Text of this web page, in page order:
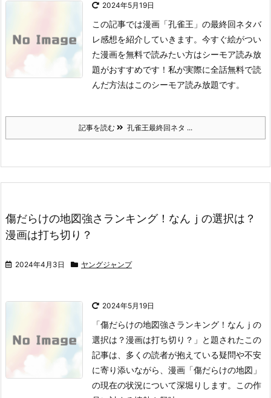
2024年5月19日
この記事では漫画「孔雀王」の最終回ネタバ
レ感想を紹介していきます。 今すぐ絵がつい
た漫画を無料で読みたい方はシーモア読み放
題がおすすめです！ 私が実際に全話無料で読
んだ方法はこのシーモア読み放題です。
記事を読む 孔雀王最終回ネタ ...
傷だらけの地図強さランキング！なんｊの選択は？
漫画は打ち切り？
2024年4月3日 ヤングジャンプ
2024年5月19日
「傷だらけの地図強さランキング！なんｊの
選択は？漫画は打ち切り？」と題されたこの
記事は、多くの読者が抱えている疑問や不安
に寄り添いながら、漫画「傷だらけの地図」
の現在の状況について深堀りします。
この作